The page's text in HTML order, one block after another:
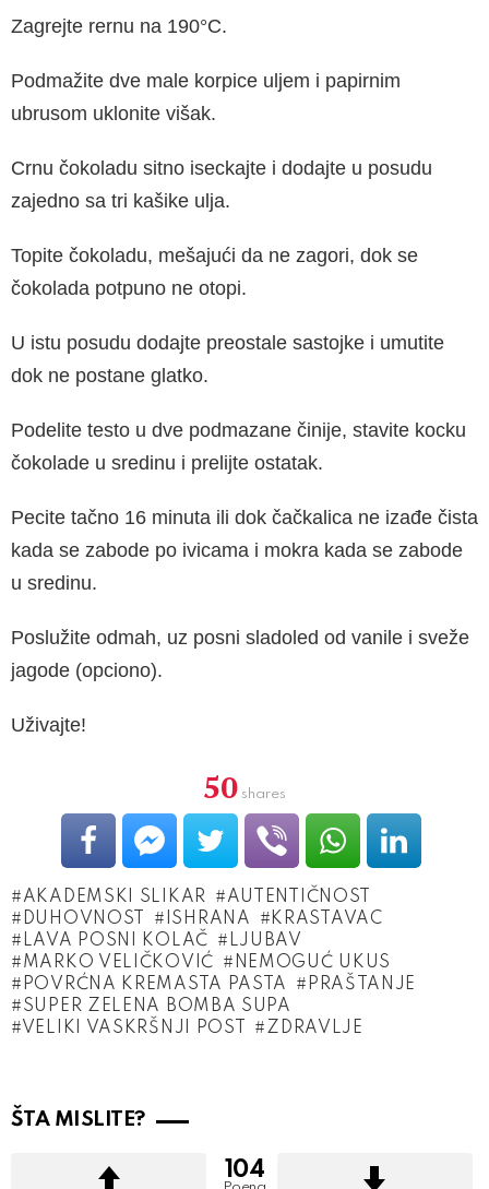
Zagrejte rernu na 190°C.
Podmažite dve male korpice uljem i papirnim
ubrusom uklonite višak.
Crnu čokoladu sitno iseckajte i dodajte u posudu
zajedno sa tri kašike ulja.
Topite čokoladu, mešajući da ne zagori, dok se
čokolada potpuno ne otopi.
U istu posudu dodajte preostale sastojke i umutite
dok ne postane glatko.
Podelite testo u dve podmazane činije, stavite kocku
čokolade u sredinu i prelijte ostatak.
Pecite tačno 16 minuta ili dok čačkalica ne izađe čista
kada se zabode po ivicama i mokra kada se zabode
u sredinu.
Poslužite odmah, uz posni sladoled od vanile i sveže
jagode (opciono).
Uživajte!
50 shares
AKADEMSKI SLIKAR
AUTENTIČNOST
DUHOVNOST
ISHRANA
KRASTAVAC
LAVA POSNI KOLAČ
LJUBAV
MARKO VELIČKOVIĆ
NEMOGUĆ UKUS
POVRĆNA KREMASTA PASTA
PRAŠTANJE
SUPER ZELENA BOMBA SUPA
VELIKI VASKRŠNJI POST
ZDRAVLJE
ŠTA MISLITE?
104